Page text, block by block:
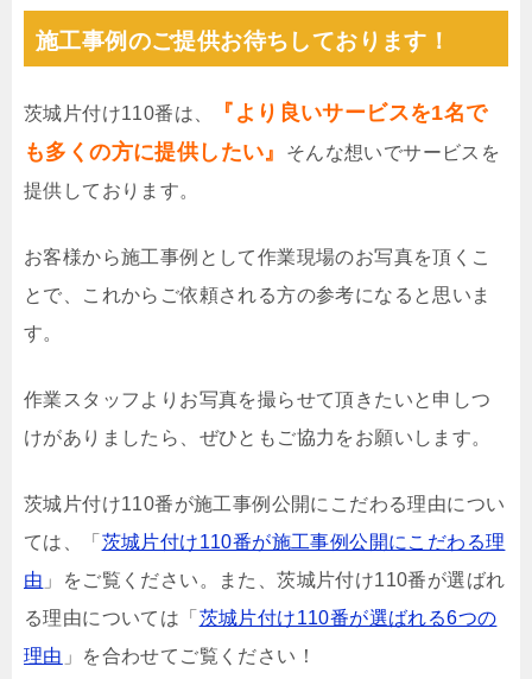
施工事例のご提供お待ちしております！
茨城片付け110番は、
『より良いサービスを1名で
も多くの方に提供したい』
そんな想いでサービスを
提供しております。
お客様から施工事例として作業現場のお写真を頂くこ
とで、これからご依頼される方の参考になると思いま
す。
作業スタッフよりお写真を撮らせて頂きたいと申しつ
けがありましたら、ぜひともご協力をお願いします。
茨城片付け110番が施工事例公開にこだわる理由につい
ては、「 茨城片付け110番が施工事例公開にこだわる理
由 」をご覧ください。また、茨城片付け110番が選ばれ
る理由については「 茨城片付け110番が選ばれる6つの
理由 」を合わせてご覧ください！